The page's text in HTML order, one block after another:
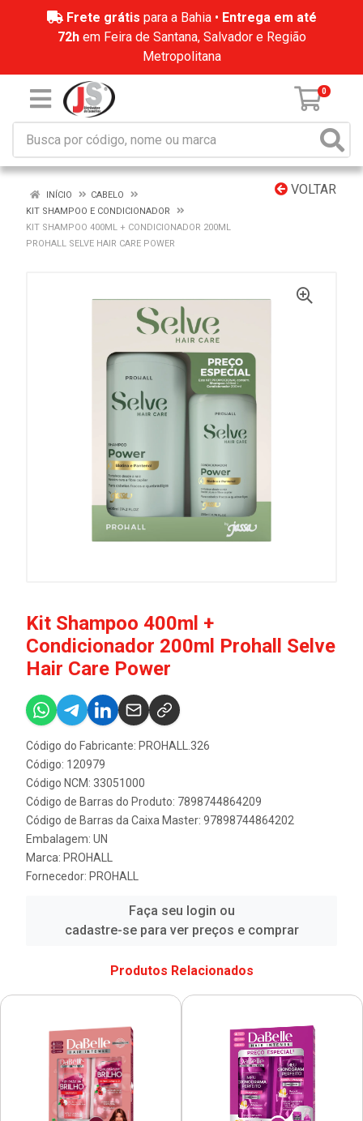
Frete grátis para a Bahia • Entrega em até
72hem Feira de Santana, Salvador e Região
Metropolitana
0
VOLTAR
INÍCIO
CABELO
KIT SHAMPOO E CONDICIONADOR
KIT SHAMPOO 400ML + CONDICIONADOR 200ML
PROHALL SELVE HAIR CARE POWER
Kit Shampoo 400ml +
Condicionador 200ml Prohall Selve
Hair Care Power
Código do Fabricante: PROHALL.326
Código: 120979
Código NCM: 33051000
Código de Barras do Produto: 7898744864209
Código de Barras da Caixa Master: 97898744864202
Embalagem: UN
Marca: PROHALL
Fornecedor: PROHALL
Faça seu login ou
cadastre-se para ver preços e comprar
Produtos Relacionados